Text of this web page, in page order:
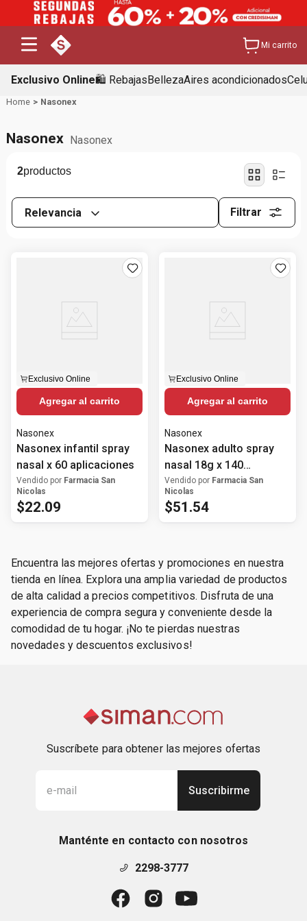
Mi carrito
Exclusivo Online🛍️ RebajasBellezaAires acondicionados
Nasonex
Nasonex Nasonex
2
Relevancia Filtrar
Exclusivo Online
Agregar al carrito
Nasonex
Nasonex infantil spray
nasal x 60 aplicaciones
Vendido por Farmacia San
Nicolas
$22.09
Exclusivo Online
Agregar al carrito
Nasonex
Nasonex adulto spray
nasal 18g x 140
aplicaciones
Vendido por Farmacia San
Nicolas
$51 .54
Encuentra las mejores ofertas y promociones en nuestra
tienda en línea. Explora una amplia variedad de productos
de alta calidad a precios competitivos. Disfruta de una
experiencia de compra segura y conveniente desde la
comodidad de tu hogar. ¡No te pierdas nuestras
novedades y descuentos exclusivos!
Suscríbete para obtener las mejores ofertas
Suscribirme
Manténte en contacto con nosotros
2298-3777